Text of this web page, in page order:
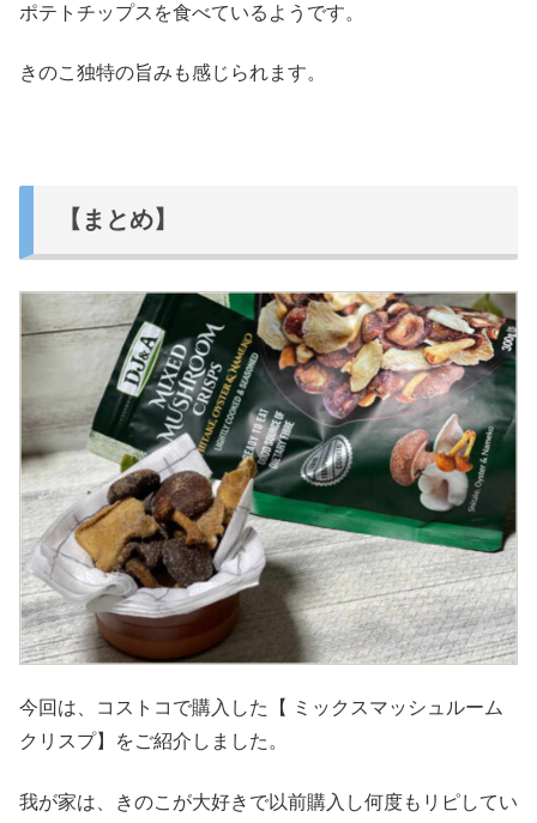
ポテトチップスを食べているようです。
きのこ独特の旨みも感じられます。
【まとめ】
今回は、コストコで購入した【 ミックスマッシュルーム
クリスプ】をご紹介しました。
我が家は、きのこが大好きで以前購入し何度もリピしてい